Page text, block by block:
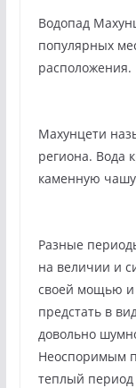
Водопад
популярных
расположения.
Махунцети
региона. Вода
каменную
Разные
на величии и
своей мощью и
предстать в
довольно
Неоспоримым
теплый период